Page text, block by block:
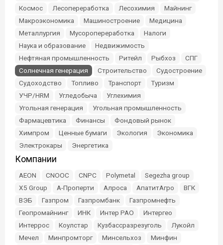
Космос
Лесопереработка Лесохимия
Майнинг
Макроэкономика
Машиностроение
Медицина
Металлургия
Мусоропереработка
Налоги
Наука и образование
Недвижимость
Нефтяная промышленность
Ритейл Рыбхоз
СПГ
Солнечная генерация
Строительство
Судостроение
Судоходство
Топливо Транспорт
Туризм
УЧР/HRM
Угледобыча
Углехимия
Угольная генерация
Угольная промышленность
Фармацевтика
Финансы
Фондовый рынок
Химпром
Ценные бумаги Экология
Экономика
Электрокары
Энергетика
Компании
AEON CNOOC CNPC Polymetal
Segezha group
X5 Group
А-Проперти Алроса АпатитАгро
ВГК
ВЭБ
Газпром Газпромбанк
Газпромнефть
Геопромайнинг
ИНК Интер РАО
Интергео
Интеррос
Коулстар Кузбассразрезуголь
Лукойл
Мечел
Минпромторг Минсельхоз
Минфин